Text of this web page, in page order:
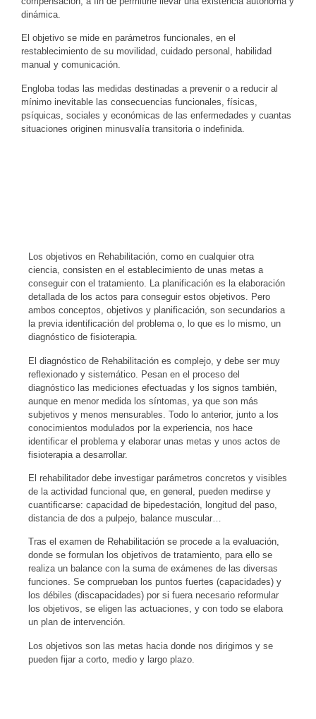
dinámica.
El objetivo se mide en parámetros funcionales, en el
restablecimiento de su movilidad, cuidado personal, habilidad
manual y comunicación.
Engloba todas las medidas destinadas a prevenir o a reducir al
mínimo inevitable las consecuencias funcionales, físicas,
psíquicas, sociales y económicas de las enfermedades y cuantas
situaciones originen minusvalía transitoria o indefinida.
Los objetivos en Rehabilitación, como en cualquier otra
ciencia, consisten en el establecimiento de unas metas a
conseguir con el tratamiento. La planificación es la elaboración
detallada de los actos para conseguir estos objetivos. Pero
ambos conceptos, objetivos y planificación, son secundarios a
la previa identificación del problema o, lo que es lo mismo, un
diagnóstico de fisioterapia.
El diagnóstico de Rehabilitación es complejo, y debe ser muy
reflexionado y sistemático. Pesan en el proceso del
diagnóstico las mediciones efectuadas y los signos también,
aunque en menor medida los síntomas, ya que son más
subjetivos y menos mensurables. Todo lo anterior, junto a los
conocimientos modulados por la experiencia, nos hace
identificar el problema y elaborar unas metas y unos actos de
fisioterapia a desarrollar.
El rehabilitador debe investigar parámetros concretos y visibles
de la actividad funcional que, en general, pueden medirse y
cuantificarse: capacidad de bipedestación, longitud del paso,
distancia de dos a pulpejo, balance muscular…
Tras el examen de Rehabilitación se procede a la evaluación,
donde se formulan los objetivos de tratamiento, para ello se
realiza un balance con la suma de exámenes de las diversas
funciones. Se comprueban los puntos fuertes (capacidades) y
los débiles (discapacidades) por si fuera necesario reformular
los objetivos, se eligen las actuaciones, y con todo se elabora
un plan de intervención.
Los objetivos son las metas hacia donde nos dirigimos y se
pueden fijar a corto, medio y largo plazo.